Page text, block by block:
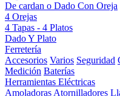
De cardan o Dado Con Oreja
4 Orejas
4 Tapas - 4 Platos
Dado Y Plato
Ferretería
Accesorios Varios Seguridad
Medición Baterías
Herramientas Eléctricas
Amoladoras Atornilladores